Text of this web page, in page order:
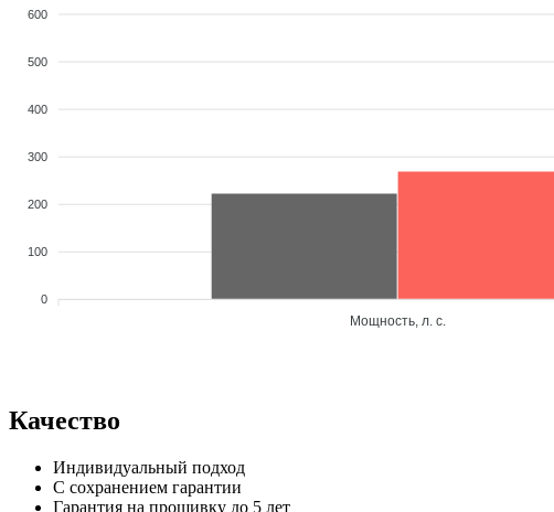
600
500
400
300
200
100
0
Мощность, л. с.
Качество
Индивидуальный подход
С сохранением гарантии
Гарантия на прошивку до 5 лет